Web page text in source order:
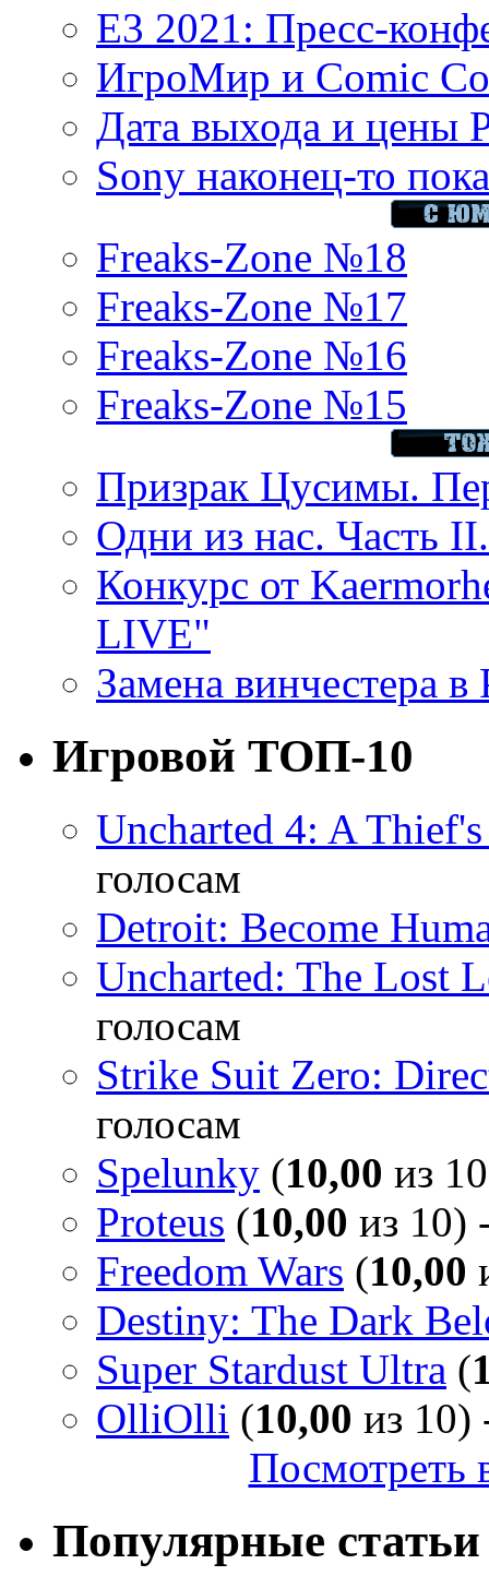
E3 2021: Пресс-
ИгроМир и Comic
Дата выхода и цены
Sony наконец-то
Freaks-Zone №18
Freaks-Zone №17
Freaks-Zone №16
Freaks-Zone №15
Призрак Цусимы.
Одни из нас. Часть
Конкурс от
LIVE"
Замена винчестера
Игровой ТОП-10
Uncharted 4: A
голосам
Detroit: Become
Uncharted: The Lost
голосам
Strike Suit Zero:
голосам
Spelunky (10,00 из
Proteus (10,00 из 10)
Freedom Wars (10,00
Destiny: The Dark
Super Stardust Ultra (
OlliOlli (10,00 из 10)
Посмотреть
Популярные статьи